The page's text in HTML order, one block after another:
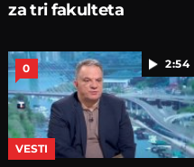
za tri fakulteta
2:54
0
VESTI